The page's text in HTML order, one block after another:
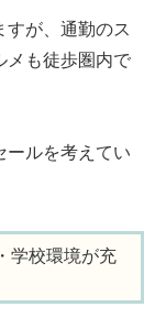
すが、通勤のス
メも徒歩圏内で
ールを考えてい
学校環境が充